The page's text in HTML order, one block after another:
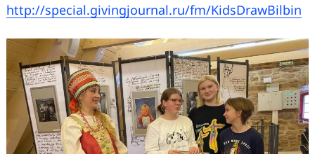
http://special.givingjournal.ru/fm/KidsDrawBilbin